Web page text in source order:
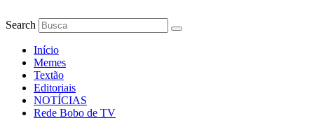
para
conteúdo
Search
Início
Memes
Textão
Editoriais
NOTÍCIAS
Rede Bobo de TV